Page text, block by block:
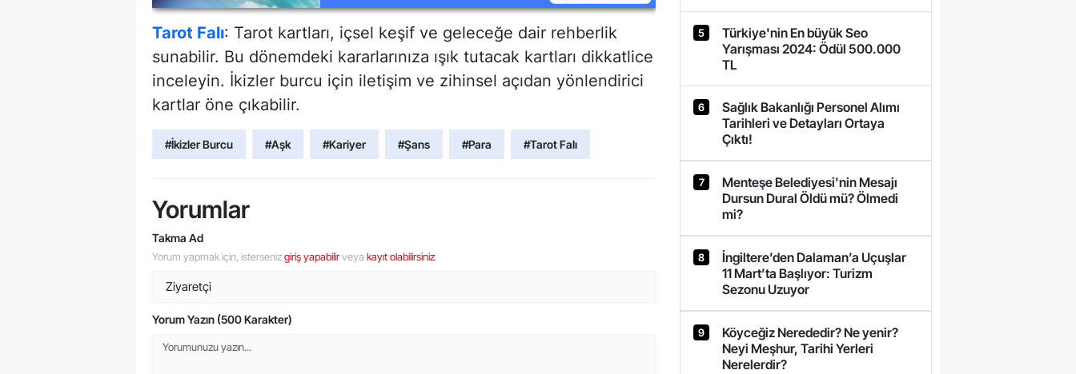
Tarot Falı: Tarot kartları, içsel keşif ve geleceğe dair rehberlik
sunabilir. Bu dönemdeki kararlarınıza ışık tutacak kartları dikkatlice
inceleyin. İkizler burcu için iletişim ve zihinsel açıdan yönlendirici
kartlar öne çıkabilir.
#İkizler Burcu #Aşk #Kariyer #Şans #Para #Tarot Falı
Yorumlar
Takma Ad
Yorum yapmak için, istersenizgiriş yapabilirveya kayıt olabilirsiniz.
Yorum Yazın (500 Karakter)
5
Türkiye'nin En büyük Seo
Yarışması 2024: Ödül 500.000
TL
6
Sağlık Bakanlığı Personel Alımı
Tarihleri ve Detayları Ortaya
Çıktı!
7
Menteşe Belediyesi'nin Mesajı
Dursun Dural Öldü mü? Ölmedi
mi?
8
İngiltere’den Dalaman’a Uçuşlar
11 Mart’ta Başlıyor: Turizm
Sezonu Uzuyor
9
Köyceğiz Nerededir? Ne yenir?
Neyi Meşhur, Tarihi Yerleri
Nerelerdir?